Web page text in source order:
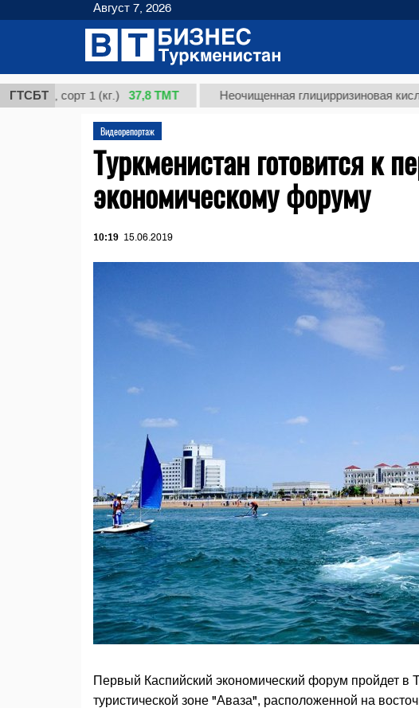
ГТСБТ
сорт 1 (кг.) 37,8 ТМТ Неочищенная глицирризиновая кислота
Видеорепортаж
Туркменистан готовится к
экономическому форуму
10:19 15.06.2019
Первый Каспийский экономический форум пройдет в
туристической зоне "Аваза", расположенной на
Август 7, 2026